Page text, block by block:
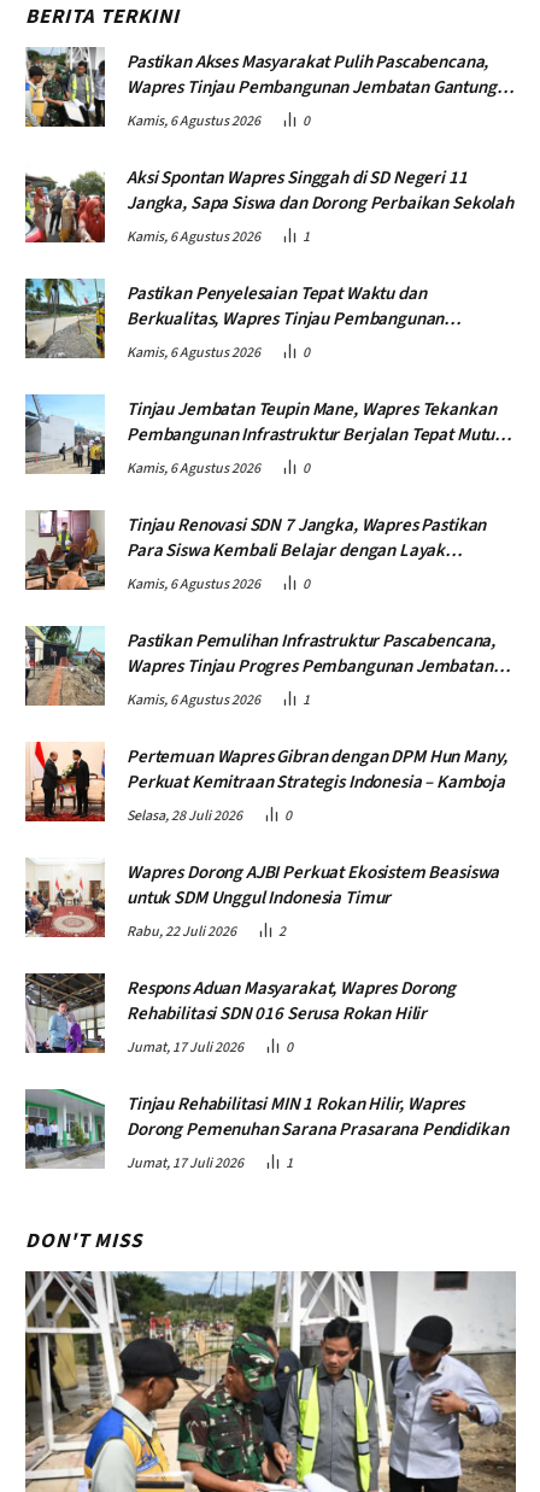
BERITA TERKINI
Pastikan Akses Masyarakat Pulih Pascabencana,
Wapres Tinjau Pembangunan Jembatan Gantung
Kendawi
Kamis, 6 Agustus 2026 0
Aksi Spontan Wapres Singgah di SD Negeri 11
Jangka, Sapa Siswa dan Dorong Perbaikan Sekolah
Kamis, 6 Agustus 2026 1
Pastikan Penyelesaian Tepat Waktu dan
Berkualitas, Wapres Tinjau Pembangunan
Jembatan Lumut
Kamis, 6 Agustus 2026 0
Tinjau Jembatan Teupin Mane, Wapres Tekankan
Pembangunan Infrastruktur Berjalan Tepat Mutu
dan Tepat Waktu
Kamis, 6 Agustus 2026 0
Tinjau Renovasi SDN 7 Jangka, Wapres Pastikan
Para Siswa Kembali Belajar dengan Layak
Pascabencana
Kamis, 6 Agustus 2026 0
Pastikan Pemulihan Infrastruktur Pascabencana,
Wapres Tinjau Progres Pembangunan Jembatan
Krueng Tingkeum Bireuen
Kamis, 6 Agustus 2026 1
Pertemuan Wapres Gibran dengan DPM Hun Many,
Perkuat Kemitraan Strategis Indonesia – Kamboja
Selasa, 28 Juli 2026 0
Wapres Dorong AJBI Perkuat Ekosistem Beasiswa
untuk SDM Unggul Indonesia Timur
Rabu, 22 Juli 2026 2
Respons Aduan Masyarakat, Wapres Dorong
Rehabilitasi SDN 016 Serusa Rokan Hilir
Jumat, 17 Juli 2026 0
Tinjau Rehabilitasi MIN 1 Rokan Hilir, Wapres
Dorong Pemenuhan Sarana Prasarana Pendidikan
Jumat, 17 Juli 2026 1
DON'T MISS